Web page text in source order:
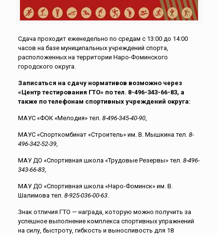
Сдача проходит еженедельно по средам с 13:00 до 14:00
часов на базе муниципальных учреждений спорта,
расположенных на территории Наро-Фоминского
городского округа.
Записаться на сдачу нормативов возможно через
«Центр тестирования ГТО» по тел. 8-496-343-66-83, а
также по телефонам спортивных учреждений округа:
МАУС «ФОК «Мелодия» тел. 8-496-345-40-90,
МАУС «Спорткомбинат «Строитель» им. В. Мышкина тел. 8-
496-342-52-39,
МАУ ДО «Спортивная школа «Трудовые Резервы» тел. 8-496-
343-66-83,
МАУ ДО «Спортивная школа «Наро-Фоминск» им. В.
Шалимова тел. 8-925-036-00-63.
Знак отличия ГТО — награда, которую можно получить за
успешное выполнение комплекса спортивных упражнений
на силу, быстроту, гибкость и выносливость для 18